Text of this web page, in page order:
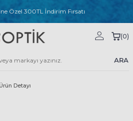
Özel 300TL İndirim Fırsatı
ARA
(0)
Ürün Detayı